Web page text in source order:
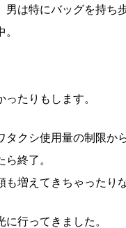
は特にバッグを持ち
たりもします。
クシ使用量の制限か
終了。
増えてきちゃったり
行ってきました。